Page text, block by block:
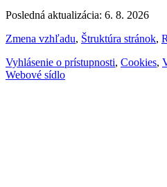
Posledná aktualizácia: 6. 8. 2026
Zmena vzhľadu, Štruktúra stránok,
Vyhlásenie o prístupnosti, Cookies,
Webové sídlo